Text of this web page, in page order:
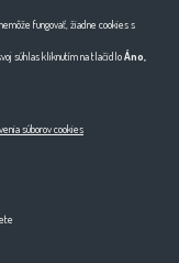
fungovať, žiadne cookies s
súhlas kliknutím na tlačidloÁno,
súborov cookies